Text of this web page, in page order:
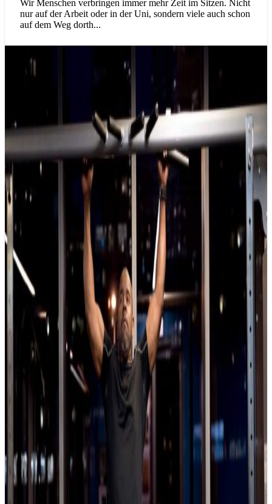
Wir Menschen verbringen immer mehr Zeit im Sitzen. Nicht
nur auf der Arbeit oder in der Uni, sondern viele auch schon
auf dem Weg dorth...